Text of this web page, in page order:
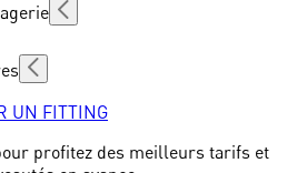
UN FITTING
profitez des meilleurs tarifs et